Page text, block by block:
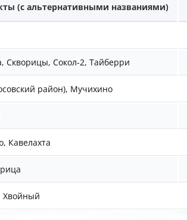
(с альтернативными названиями)
Скворицы, Сокол-2, Тайберри
район), Мучихино
Кавелахта
Хвойный